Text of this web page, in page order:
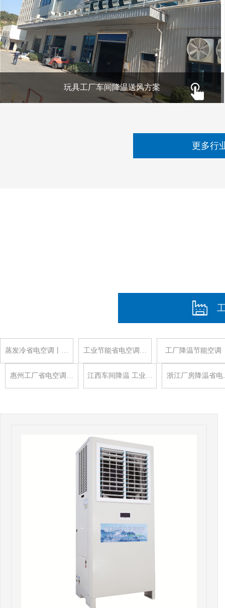
玩具工厂车间降温送风方案
更多行
蒸发冷省电空调丨… 工业节能省电空调… 工厂降温节能空调
惠州工厂省电空调… 江西车间降温 工业… 浙江厂房降温省